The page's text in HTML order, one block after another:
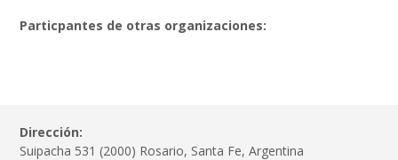
Particpantes de otras organizaciones:
Dirección:
Suipacha 531 (2000) Rosario, Santa Fe, Argentina